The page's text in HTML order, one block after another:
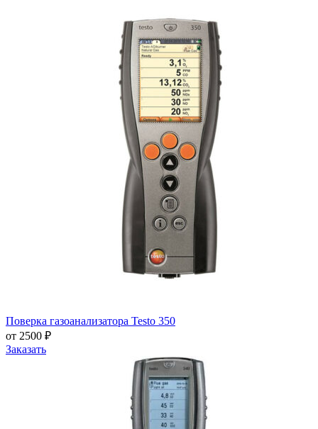
Поверка газоанализатора Testo 350
от 2500 ₽
Заказать